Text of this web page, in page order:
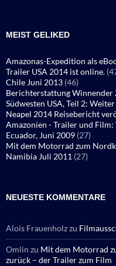
MEIST GELIKED
Amazonas-Expedition als
Trailer USA 2014 ist online.
Chile Juni 2013 (46)
Berichterstattung Winnender
Südwesten USA, Teil 2:
Neapel 2014 Reisebericht
Amazonien - Trailer und Film:
Ecuador, Juni 2009 (27)
Mit dem Motorrad zum
Namibia Juli 2011 (27)
NEUESTE KOMMENTARE
Alois Frauenholzzu
Omlin zu Mit dem Motorrad
zurück – der Trailer zum Film